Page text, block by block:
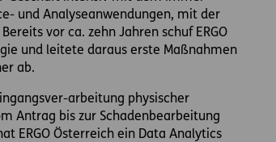
und Analyseanwendungen, mit der
vor ca. zehn Jahren schuf ERGO
und leitete daraus erste Maßnahmen
ab.
arbeitung physischer
Antrag bis zur Schadenbearbeitung
ERGO Österreich ein Data Analytics